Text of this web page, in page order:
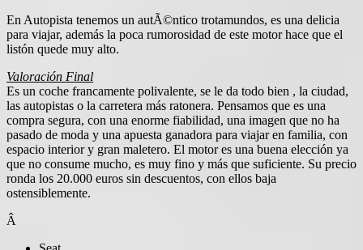
En Autopista tenemos un autÃ©ntico trotamundos, es una delicia
para viajar, además la poca rumorosidad de este motor hace que el
listón quede muy alto.
Valoración Final
Es un coche francamente polivalente, se le da todo bien , la ciudad,
las autopistas o la carretera más ratonera. Pensamos que es una
compra segura, con una enorme fiabilidad, una imagen que no ha
pasado de moda y una apuesta ganadora para viajar en familia, con
espacio interior y gran maletero. El motor es una buena elección ya
que no consume mucho, es muy fino y más que suficiente. Su precio
ronda los 20.000 euros sin descuentos, con ellos baja
ostensiblemente.
Â